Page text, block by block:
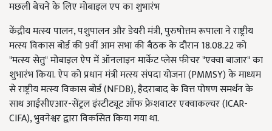
मछली बेचने के लिए मोबाइल एप का शुभारंभ
केंद्रीय मत्स्य पालन, पशुपालन और डेयरी मंत्री, पुरुषोत्तम रूपाला ने राष्ट्रीय
मत्स्य विकास बोर्ड की 9वीं आम सभा की बैठक के दौरान 18.08.22 को
"मत्स्य सेतु" मोबाइल ऐप में ऑनलाइन मार्केट प्लेस फीचर "एक्वा बाजार" का
शुभारंभ किया. ऐप को प्रधान मंत्री मत्स्य संपदा योजना (PMMSY) के माध्यम
से राष्ट्रीय मत्स्य विकास बोर्ड (NFDB), हैदराबाद के वित्त पोषण समर्थन के
साथ आईसीएआर-सेंट्रल इंस्टीट्यूट ऑफ फ्रेशवाटर एक्वाकल्चर (ICAR-
CIFA), भुवनेश्वर द्वारा विकसित किया गया था.